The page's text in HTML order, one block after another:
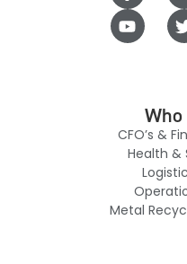
CFO’s &
Health &
Metal